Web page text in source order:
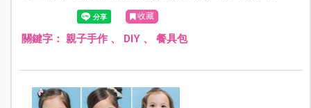
收藏
關鍵字： 親子手作、 DIY、 餐具包